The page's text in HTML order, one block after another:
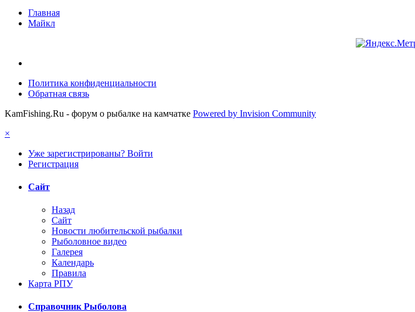
Главная
Майкл
Политика конфиденциальности
Обратная связь
KamFishing.Ru - форум о рыбалке на камчатке Powered by Invision Community
×
Уже зарегистрированы? Войти
Регистрация
Сайт
Назад
Сайт
Новости любительской рыбалки
Рыболовное видео
Галерея
Календарь
Правила
Карта РПУ
Справочник Рыболова